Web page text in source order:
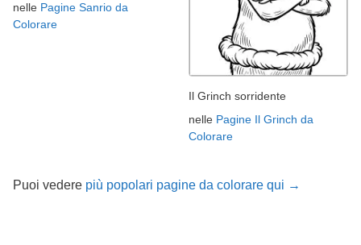
nelle Pagine Sanrio da
Colorare
Il Grinch sorridente
nelle Pagine Il Grinch da
Colorare
Puoi vedere più popolari pagine da colorare qui →